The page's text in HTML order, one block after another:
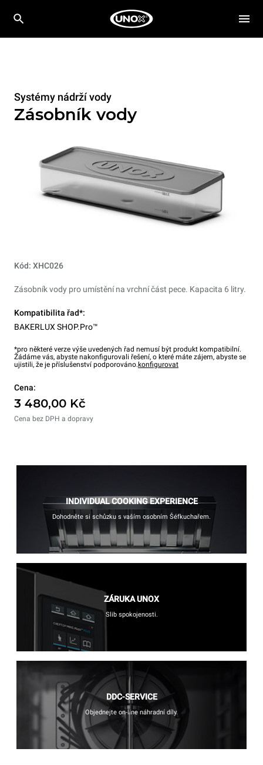
Systémy nádrží vody
Zásobník vody
Kód: XHC026
Zásobník vody pro umístění na vrchní část pece. Kapacita 6 litry.
Kompatibilita řad*:
BAKERLUX SHOP.Pro™
*pro některé verze výše uvedených řad nemusí být produkt kompatibilní.
Žádáme vás, abyste nakonfigurovali řešení, o které máte zájem, abyste se
ujistili, že je příslušenství podporováno. konfigurovat
Cena:
3 480,00 Kč
Cena bez DPH a dopravy
INDIVIDUAL COOKING EXPERIENCE
Dohodněte si schůzku s vaším osobním Šéfkuchařem.
ZÁRUKA UNOX
Slib spokojenosti.
DDC-SERVICE
Objednejte on-line náhradní díly.